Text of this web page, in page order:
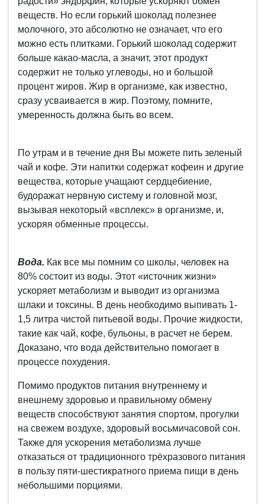
веществ. Но если горький шоколад полезнее
молочного, это абсолютно не означает, что его
можно есть плитками. Горький шоколад содержит
больше какао-масла, а значит, этот продукт
содержит не только углеводы, но и большой
процент жиров. Жир в организме, как известно,
сразу усваивается в жир. Поэтому, помните,
умеренность должна быть во всем.
По утрам и в течение дня Вы можете пить зеленый
чай и кофе. Эти напитки содержат кофеин и другие
вещества, которые учащают сердцебиение,
будоражат нервную систему и головной мозг,
вызывая некоторый «всплекс» в организме, и,
ускоряя обменные процессы.
Вода. Как все мы помним со школы, человек на
80% состоит из воды. Этот «источник жизни»
ускоряет метаболизм и выводит из организма
шлаки и токсины. В день необходимо выпивать 1-
1,5 литра чистой питьевой воды. Прочие жидкости,
такие как чай, кофе, бульоны, в расчет не берем.
Доказано, что вода действительно помогает в
процессе похудения.
Помимо продуктов питания внутреннему и
внешнему здоровью и правильному обмену
веществ способствуют занятия спортом, прогулки
на свежем воздухе, здоровый восьмичасовой сон.
Также для ускорения метаболизма лучше
отказаться от традиционного трёхразового питания
в пользу пяти-шестикратного приема пищи в день
небольшими порциями.